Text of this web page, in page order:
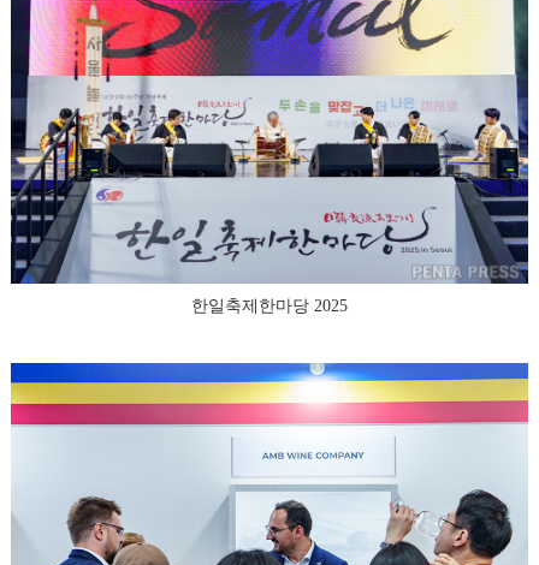
한일축제한마당 2025